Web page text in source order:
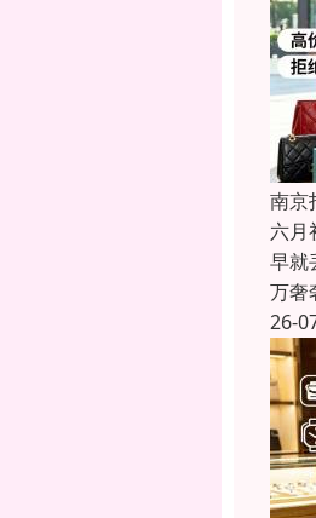
南京
六月
早就
万奢
26-